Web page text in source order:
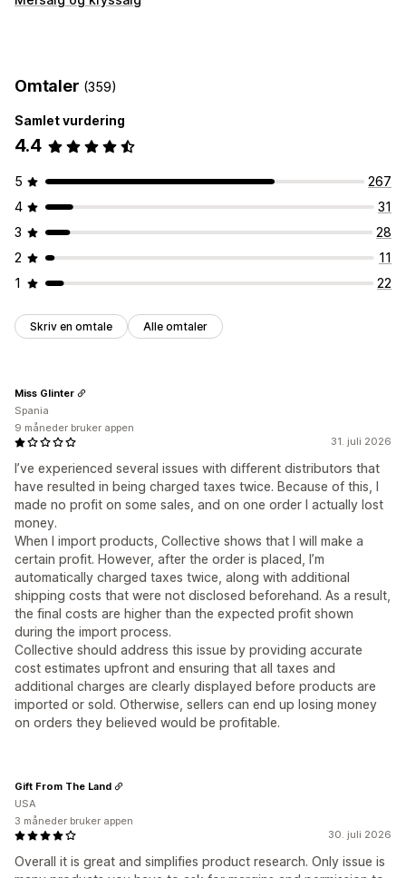
Leker og spill Babyprodukter
Kjæledyrprodukter
Bil og motor
Innkjøpssteder
Omtaler (359)
Samlet vurdering
4.4
5
267
4
31
3
28
2
11
1
22
Skriv en omtale Alle omtaler
31. juli 2026
I’ve experienced several issues with different distributors that
have resulted in being charged taxes twice. Because of this, I
made no profit on some sales, and on one order I actually lost
money.
When I import products, Collective shows that I will make a
certain profit. However, after the order is placed, I’m
automatically charged taxes twice, along with additional
shipping costs that were not disclosed beforehand. As a result,
the final costs are higher than the expected profit shown
during the import process.
Collective should address this issue by providing accurate
cost estimates upfront and ensuring that all taxes and
additional charges are clearly displayed before products are
imported or sold. Otherwise, sellers can end up losing money
on orders they believed would be profitable.
Miss Glinter
Spania
9 måneder bruker appen
30. juli 2026
Overall it is great and simplifies product research. Only issue is
Gift From The Land
USA
3 måneder bruker appen